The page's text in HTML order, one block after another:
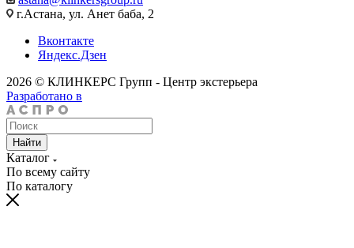
г.Астана, ул. Анет баба, 2
Вконтакте
Яндекс.Дзен
2026 © КЛИНКЕРС Групп - Центр экстерьера
Разработано в
Найти
Каталог
По всему сайту
По каталогу